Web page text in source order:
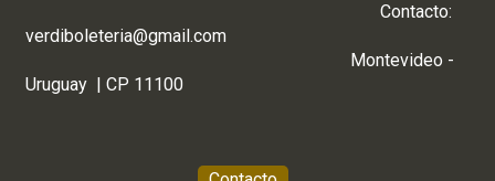
Contacto:
verdiboleteria@gmail.com
Montevideo -
Uruguay | CP 11100